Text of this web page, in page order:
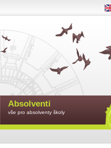
Absolventi
vše pro absolventy školy